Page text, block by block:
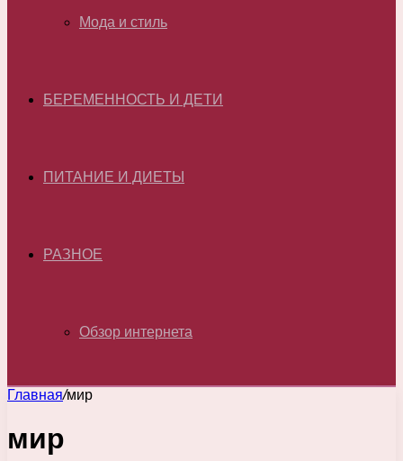
Мода и стиль
БЕРЕМЕННОСТЬ И ДЕТИ
ПИТАНИЕ И ДИЕТЫ
РАЗНОЕ
Обзор интернета
Главная/мир
мир